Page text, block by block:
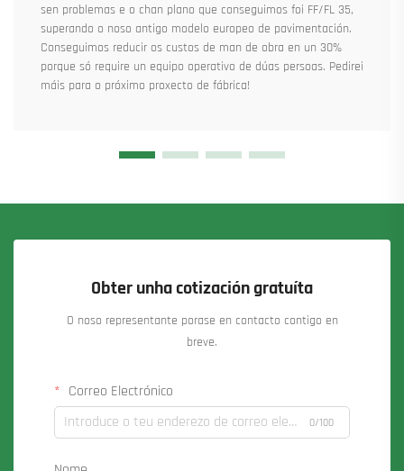
sen problemas e o chan plano que conseguimos foi FF/FL 35,
superando o noso antigo modelo europeo de pavimentación.
Conseguimos reducir os custos de man de obra en un 30%
porque só require un equipo operativo de dúas persoas. Pedirei
máis para o próximo proxecto de fábrica!
Obter unha cotización gratuíta
O noso representante porase en contacto contigo en
breve.
Correo Electrónico
0/100